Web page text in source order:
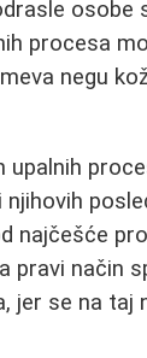
osobe
procesa
negu
i njihovih
najčešće
pravi način
jer se na taj